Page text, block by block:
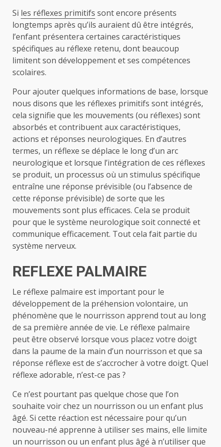
Si les réflexes primitifs sont encore présents
longtemps après qu’ils auraient dû être intégrés,
l’enfant présentera certaines caractéristiques
spécifiques au réflexe retenu, dont beaucoup
limitent son développement et ses compétences
scolaires.
Pour ajouter quelques informations de base, lorsque
nous disons que les réflexes primitifs sont intégrés,
cela signifie que les mouvements (ou réflexes) sont
absorbés et contribuent aux caractéristiques,
actions et réponses neurologiques. En d’autres
termes, un réflexe se déplace le long d’un arc
neurologique et lorsque l’intégration de ces réflexes
se produit, un processus où un stimulus spécifique
entraîne une réponse prévisible (ou l’absence de
cette réponse prévisible) de sorte que les
mouvements sont plus efficaces. Cela se produit
pour que le système neurologique soit connecté et
communique efficacement. Tout cela fait partie du
système nerveux.
REFLEXE PALMAIRE
Le réflexe palmaire est important pour le
développement de la préhension volontaire, un
phénomène que le nourrisson apprend tout au long
de sa première année de vie. Le réflexe palmaire
peut être observé lorsque vous placez votre doigt
dans la paume de la main d’un nourrisson et que sa
réponse réflexe est de s’accrocher à votre doigt. Quel
réflexe adorable, n’est-ce pas ?
Ce n’est pourtant pas quelque chose que l’on
souhaite voir chez un nourrisson ou un enfant plus
âgé. Si cette réaction est nécessaire pour qu’un
nouveau-né apprenne à utiliser ses mains, elle limite
un nourrisson ou un enfant plus âgé à n’utiliser que